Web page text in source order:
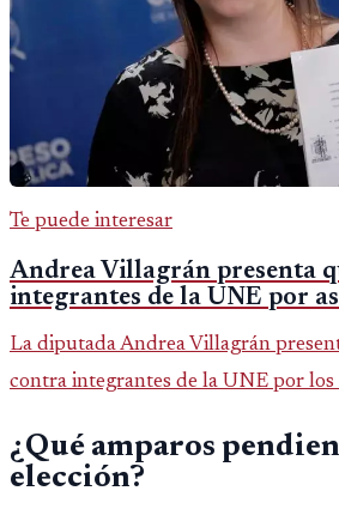
Te puede interesar
Andrea Villagrán presenta
integrantes de la UNE por
La diputada Andrea Villagrán
contra integrantes de la UNE por los
¿Qué amparos
elección?